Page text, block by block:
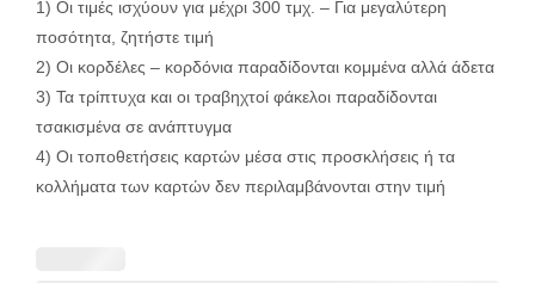
1) Οι τιμές ισχύουν για μέχρι 300 τμχ. – Για μεγαλύτερη
ποσότητα, ζητήστε τιμή
2) Οι κορδέλες – κορδόνια παραδίδονται κομμένα αλλά άδετα
3) Τα τρίπτυχα και οι τραβηχτοί φάκελοι παραδίδονται
τσακισμένα σε ανάπτυγμα
4) Οι τοποθετήσεις καρτών μέσα στις προσκλήσεις ή τα
κολλήματα των καρτών δεν περιλαμβάνονται στην τιμή